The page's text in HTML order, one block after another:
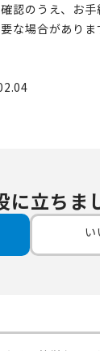
認のうえ、お手
な場合がありま
に立ちま
い